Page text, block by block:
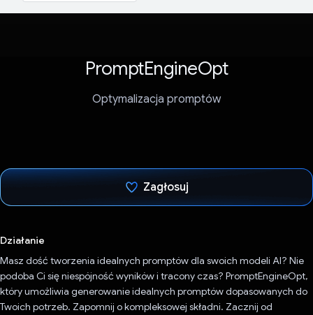
PromptEngineOpt
Optymalizacja promptów
Zagłosuj
Działanie
Masz dość tworzenia idealnych promptów dla swoich modeli AI? Nie
podoba Ci się niespójność wyników i tracony czas? PromptEngineOpt,
który umożliwia generowanie idealnych promptów dopasowanych do
Twoich potrzeb. Zapomnij o kompleksowej składni. Zacznij od